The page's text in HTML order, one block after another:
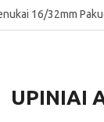
16/32mm
UPINIAI